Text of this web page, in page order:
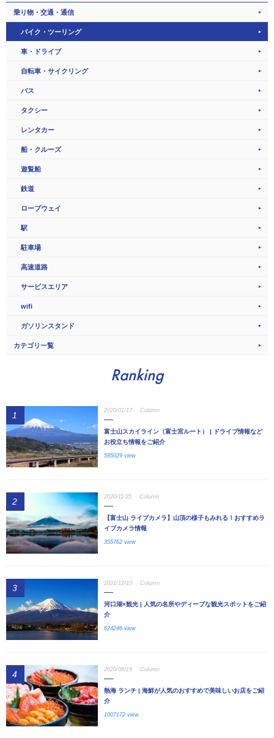
乗り物・交通・通信
バイク・ツーリング
車・ドライブ
自転車・サイクリング
バス
タクシー
レンタカー
船・クルーズ
遊覧船
鉄道
ロープウェイ
駅
駐車場
高速道路
サービスエリア
wifi
ガソリンスタンド
カテゴリ一覧
Ranking
1 2020/01/17 Column
富士山スカイライン（富士宮ルート） | ドライブ情報など
お役立ち情報をご紹介
595029 view
2 2020/11/25 Column
【富士山 ライブカメラ】山頂の様子もみれる！おすすめラ
イブカメラ情報
355762 view
3 2021/12/10 Column
河口湖×観光 | 人気の名所やディープな観光スポットをご紹
介
624246 view
4 2020/08/19 Column
熱海 ランチ | 海鮮が人気のおすすめで美味しいお店をご紹
介
1007172 view